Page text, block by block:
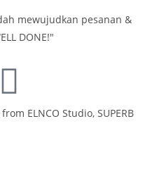
mewujudkan pesanan &
DONE!"
ELNCO Studio, SUPERB